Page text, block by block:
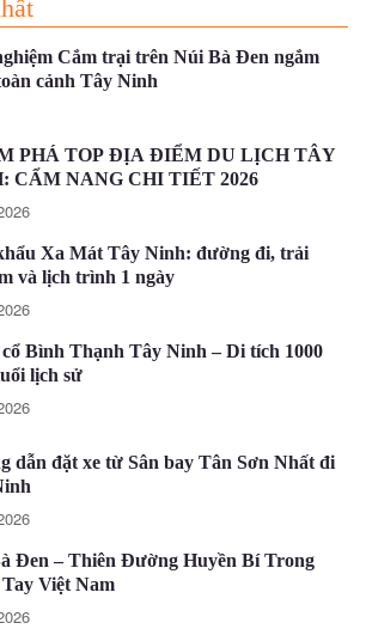
Cắm trại trên Núi Bà Đen ngắm
cảnh Tây Ninh
PHÁ TOP ĐỊA ĐIỂM DU LỊCH TÂY
CẨM NANG CHI TIẾT 2026
Xa Mát Tây Ninh: đường đi, trải
và lịch trình 1 ngày
Bình Thạnh Tây Ninh – Di tích 1000
lịch sử
dẫn đặt xe từ Sân bay Tân Sơn Nhất đi
Đen – Thiên Đường Huyền Bí Trong
Việt Nam